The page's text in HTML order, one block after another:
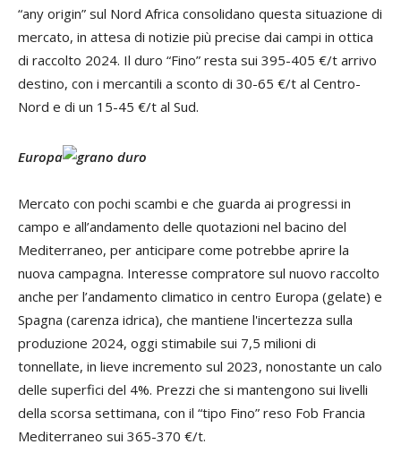
“any origin” sul Nord Africa consolidano questa situazione di
mercato, in attesa di notizie più precise dai campi in ottica
di raccolto 2024. Il duro “Fino” resta sui 395-405 €/t arrivo
destino, con i mercantili a sconto di 30-65 €/t al Centro-
Nord e di un 15-45 €/t al Sud.
Europa
Mercato con pochi scambi e che guarda ai progressi in
campo e all’andamento delle quotazioni nel bacino del
Mediterraneo, per anticipare come potrebbe aprire la
nuova campagna. Interesse compratore sul nuovo raccolto
anche per l’andamento climatico in centro Europa (gelate) e
Spagna (carenza idrica), che mantiene l'incertezza sulla
produzione 2024, oggi stimabile sui 7,5 milioni di
tonnellate, in lieve incremento sul 2023, nonostante un calo
delle superfici del 4%. Prezzi che si mantengono sui livelli
della scorsa settimana, con il “tipo Fino” reso Fob Francia
Mediterraneo sui 365-370 €/t.